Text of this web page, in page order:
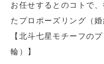
お任せするとのコトで
たプロポーズリング（婚
【北斗七星モチーフの
輪）】